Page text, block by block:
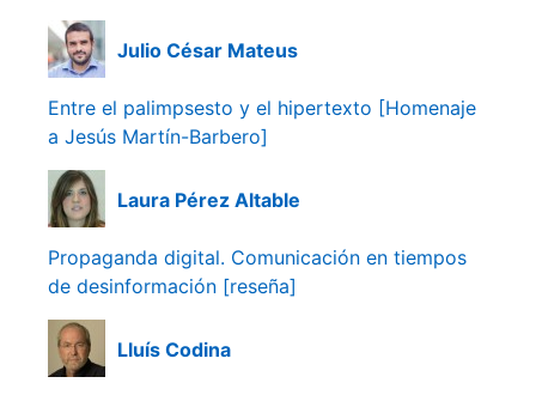
Julio César Mateus
Entre el palimpsesto y el hipertexto [Homenaje
a Jesús Martín-Barbero]
Laura Pérez Altable
Propaganda digital. Comunicación en tiempos
de desinformación [reseña]
Lluís Codina